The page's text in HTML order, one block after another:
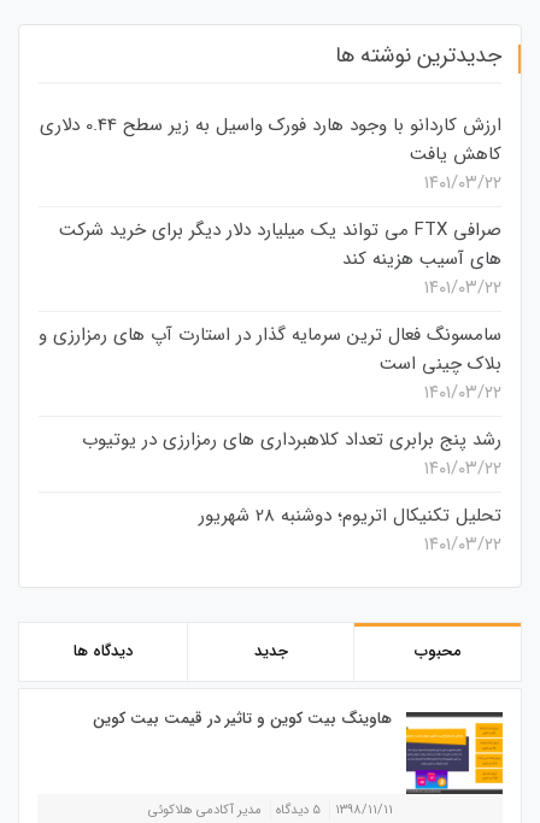
جدیدترین نوشته ها
ارزش کاردانو با وجود هارد فورک واسیل به زیر سطح 0.44 دلاری
کاهش یافت
۱۴۰۱/۰۳/۲۲
صرافی FTX می تواند یک میلیارد دلار دیگر برای خرید شرکت
های آسیب هزینه کند
۱۴۰۱/۰۳/۲۲
سامسونگ فعال‌ ترین سرمایه‌ گذار در استارت‌ آپ‌ های رمزارزی و
بلاک چینی است
۱۴۰۱/۰۳/۲۲
رشد پنج برابری تعداد کلاهبرداری های رمزارزی در یوتیوب
۱۴۰۱/۰۳/۲۲
تحلیل تکنیکال اتریوم؛ دوشنبه 28 شهریور
۱۴۰۱/۰۳/۲۲
محبوب جدید دیدگاه ها
هاوینگ بیت کوین و تاثیر در قیمت بیت کوین
۱۳۹۸/۱۱/۱۱ ۵ دیدگاه مدیر آکادمی هلاکوئی